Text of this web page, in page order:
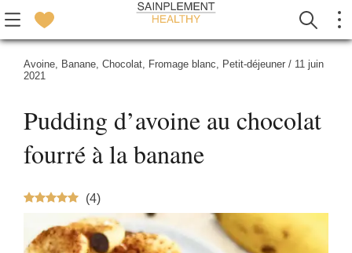
Avoine, Banane, Chocolat, Fromage blanc, Petit-déjeuner / 11 juin
2021
Pudding d’avoine au chocolat
fourré à la banane
(4)